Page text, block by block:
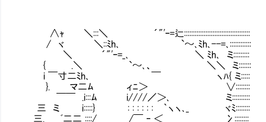
∧ｬ ＼:::＼ ´"'ｰ=辷:::::::::::::::::::::::::::::::::::::
/ ヾ ＼::ﾐh､ `～､ﾐh､--=､::::::::::::
＼ ´"'ｰ=_､ ＼ ﾐh､ ミ:::::::::
{ .＼ `～､、 ＼＼ ミ:::::::
i ￣寸二ﾐh､ ￣ ヽﾊ{ ミ:::::
}. マ二ﾑ ィﾆ＞ ∨::::::::
￣￣ .i:::ﾑ i////／＞､ ミ::::::::::
三 ミ i:::::} : : : : : : ｀ヽヽ､_ ヾﾐ::::::::
三. ﾞ二二 ::::/ /￣ ‐ ＜ 冫::::::::